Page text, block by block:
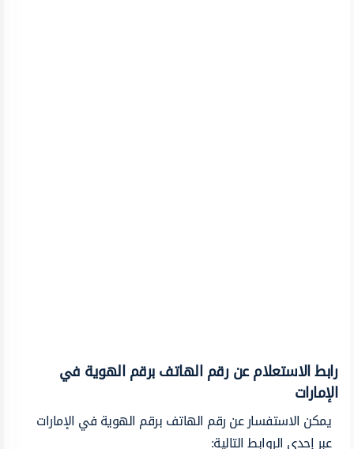
رابط الاستعلام عن رقم الهاتف برقم الهوية في
الإمارات
يمكن الاستفسار عن رقم الهاتف برقم الهوية في الإمارات
عبر إحدى الروابط التالية: